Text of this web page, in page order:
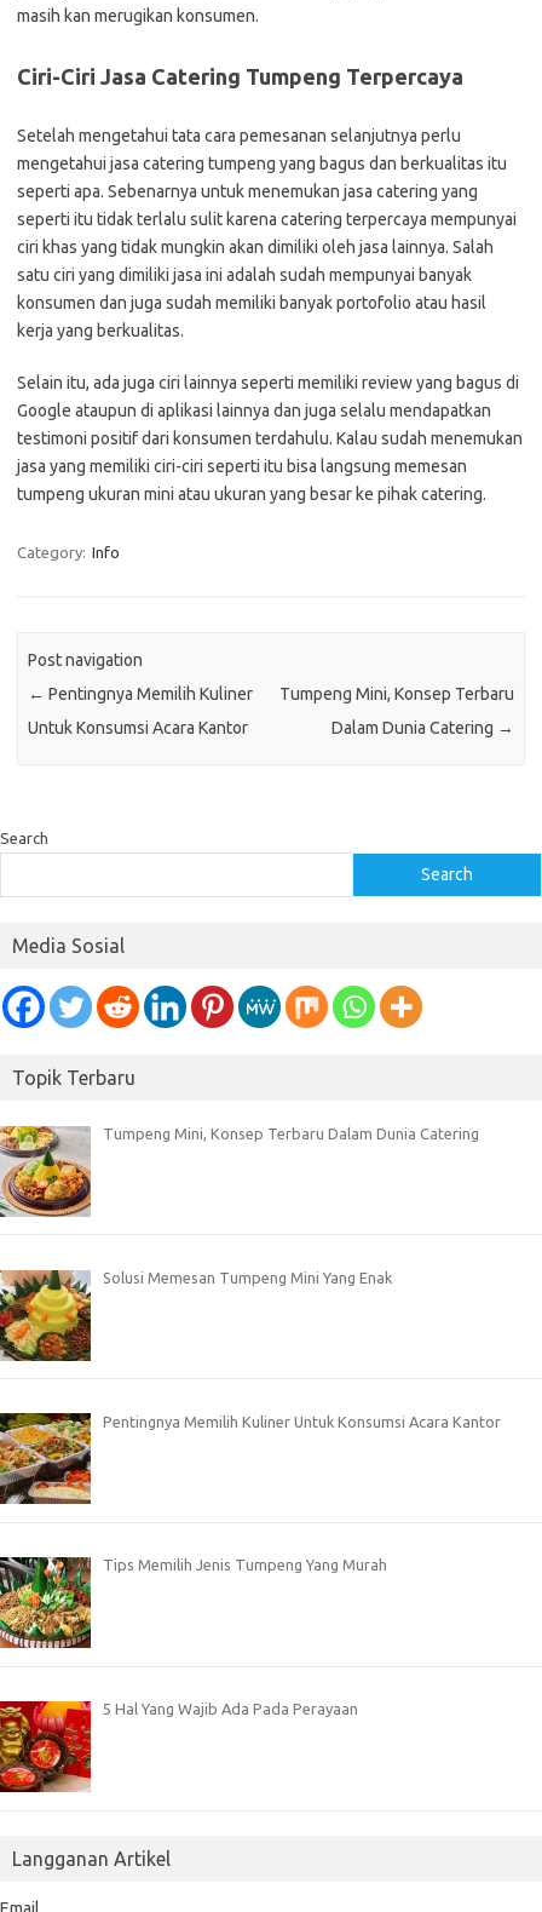
masih kan merugikan konsumen.
Ciri-Ciri Jasa Catering Tumpeng Terpercaya
Setelah mengetahui tata cara pemesanan selanjutnya perlu
mengetahui jasa catering tumpeng yang bagus dan berkualitas itu
seperti apa. Sebenarnya untuk menemukan jasa catering yang
seperti itu tidak terlalu sulit karena catering terpercaya mempunyai
ciri khas yang tidak mungkin akan dimiliki oleh jasa lainnya. Salah
satu ciri yang dimiliki jasa ini adalah sudah mempunyai banyak
konsumen dan juga sudah memiliki banyak portofolio atau hasil
kerja yang berkualitas.
Selain itu, ada juga ciri lainnya seperti memiliki review yang bagus di
Google ataupun di aplikasi lainnya dan juga selalu mendapatkan
testimoni positif dari konsumen terdahulu. Kalau sudah menemukan
jasa yang memiliki ciri-ciri seperti itu bisa langsung memesan
tumpeng ukuran mini atau ukuran yang besar ke pihak catering.
Category: Info
Post navigation
← Pentingnya Memilih Kuliner
Untuk Konsumsi Acara Kantor
Tumpeng Mini, Konsep Terbaru
Dalam Dunia Catering →
Search
Search
Media Sosial
Topik Terbaru
Tumpeng Mini, Konsep Terbaru Dalam Dunia Catering
Solusi Memesan Tumpeng Mini Yang Enak
Pentingnya Memilih Kuliner Untuk Konsumsi Acara Kantor
Tips Memilih Jenis Tumpeng Yang Murah
5 Hal Yang Wajib Ada Pada Perayaan
Langganan Artikel
Email